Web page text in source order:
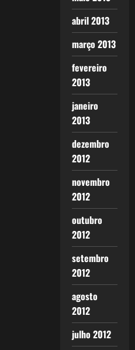
abril 2013
março 2013
fevereiro
2013
janeiro
2013
dezembro
2012
novembro
2012
outubro
2012
setembro
2012
agosto
2012
julho 2012